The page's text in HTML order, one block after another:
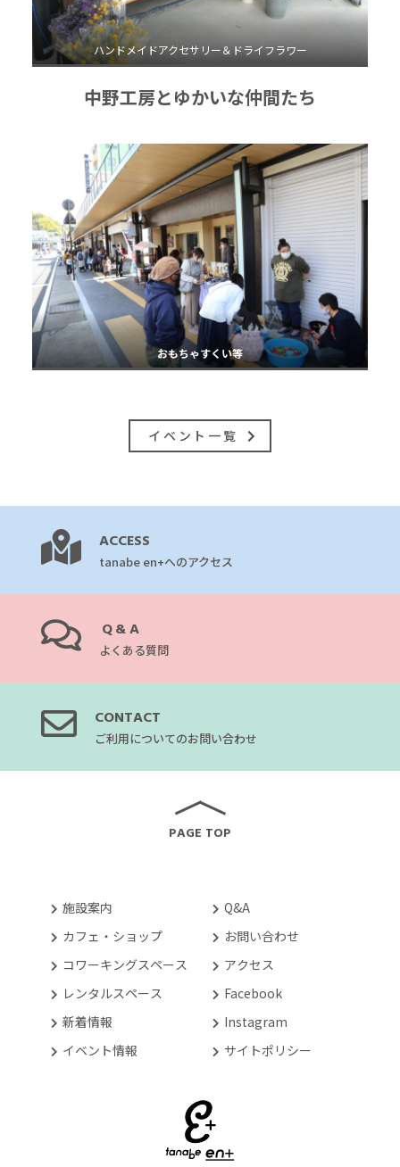
ハンドメイドアクセサリー＆ドライフラワー
中野工房とゆかいな仲間たち
おもちゃすくい等
イベント一覧
PAGE TOP
ACCESS
tanabe en+へのアクセス
Q&A
よくある質問
CONTACT
ご利用についてのお問い合わせ
施設案内
カフェ・ショップ
コワーキングスペース
レンタルスペース
新着情報
イベント情報
Q&A
お問い合わせ
アクセス
Facebook
Instagram
サイトポリシー